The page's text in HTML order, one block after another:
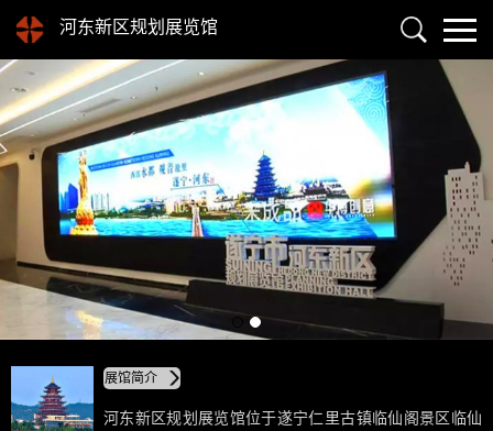
河东新区规划展览馆
展馆简介
河东新区规划展览馆位于遂宁仁里古镇临仙阁景区临仙